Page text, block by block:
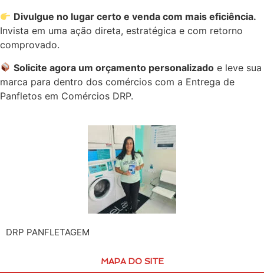
Divulgue no lugar certo e venda com mais eficiência.
Invista em uma ação direta, estratégica e com retorno
comprovado.
Solicite agora um orçamento personalizado e leve sua
marca para dentro dos comércios com a Entrega de
Panfletos em Comércios DRP.
DRP PANFLETAGEM
MAPA DO SITE